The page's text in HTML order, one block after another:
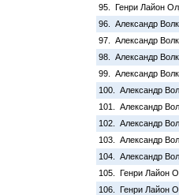
95. Генри Лайон
96. Александр
97. Александр
98. Александр
99. Александр
100. Александр
101. Александр
102. Александр
103. Александр
104. Александр
105. Генри Лайон
106. Генри Лайон